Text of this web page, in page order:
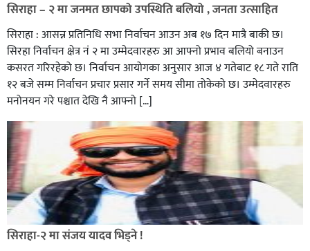
सिराहा – २ मा जनमत छापको उपस्थिति बलियो , जनता उत्साहित
सिराहा : आसन्न प्रतिनिधि सभा निर्वाचन आउन अब १७ दिन मात्रै बाकी छ।
सिरहा निर्वाचन क्षेत्र नं २ मा उम्मेदवारहरु आ आफ्नो प्रभाव बलियो बनाउन
कसरत गरिरहेको छ। निर्वाचन आयोगका अनुसार आज ४ गतेबाट १८ गते राति
१२ बजे सम्म निर्वाचन प्रचार प्रसार गर्ने समय सीमा तोकेको छ। उम्मेदवारहरु
मनोनयन गरे पश्चात देखि नै आफ्नो […]
सिराहा-२ मा संजय यादव भिड्ने !